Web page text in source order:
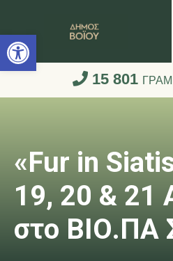
Ανοίξτε τη
15 801
«Fur in
19, 20 & 21
στο ΒΙΟ.ΠΑ